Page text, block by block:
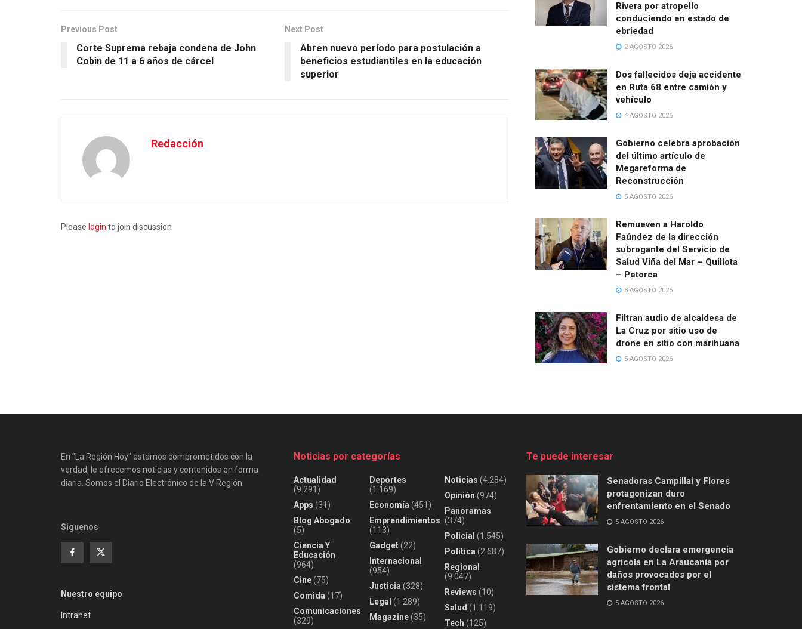
Previous Post
Corte Suprema rebaja condena de John
Cobin de 11 a 6 años de cárcel
Next Post
Abren nuevo período para postulación a
beneficios estudiantiles en la educación
superior
Redacción
Please login to join discussion
Rivera por atropello
conduciendo en estado de
ebriedad
2 AGOSTO 2026
Dos fallecidos deja accidente
en Ruta 68 entre camión y
vehículo
4 AGOSTO 2026
Gobierno celebra aprobación
del último artículo de
Megareforma de
Reconstrucción
5 AGOSTO 2026
Remueven a Haroldo
Faúndez de la dirección
subrogante del Servicio de
Salud Viña del Mar – Quillota
– Petorca
3 AGOSTO 2026
Filtran audio de alcaldesa de
La Cruz por sitio uso de
drone en sitio con marihuana
5 AGOSTO 2026
En "La Región Hoy" estamos comprometidos con la
verdad, le ofrecemos noticias y contenidos en forma
diaria. Somos el Diario Electrónico de la V Región.
Siguenos
Nuestro equipo
Intranet
Noticias por categorías
Actualidad
(9.291)
Apps (31)
Blog Abogado
(5)
Ciencia Y
Educación
(964)
Cine(75)
Comida (17)
Comunicaciones
(329)
Deportes
(1.169)
Economía (451)
Emprendimientos
(113)
Gadget(22)
Internacional
(954)
Justicia (328)
Legal (1.289)
Magazine(35)
Noticias (4.284)
Opinión (974)
Panoramas
(374)
Policial (1.545)
Política (2.687)
Regional
(9.047)
Reviews (10)
Salud (1.119)
Tech (125)
Te puede interesar
Senadoras Campillai y Flores
protagonizan duro
enfrentamiento en el Senado
5 AGOSTO 2026
Gobierno declara emergencia
agrícola en La Araucanía por
daños provocados por el
sistema frontal
5 AGOSTO 2026